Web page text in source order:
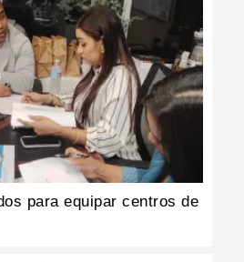
para equipar centros de